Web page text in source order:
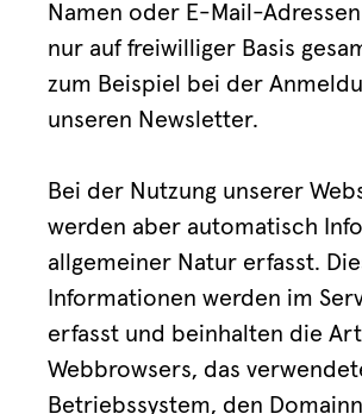
Namen oder E-Mail-
nur auf freiwilliger Basis
zum Beispiel bei der
unseren Newsletter.
Bei der Nutzung unserer
werden aber automatisch
allgemeiner Natur erfasst.
Informationen werden im
erfasst und beinhalten die
Webbrowsers, das
Betriebssystem, den